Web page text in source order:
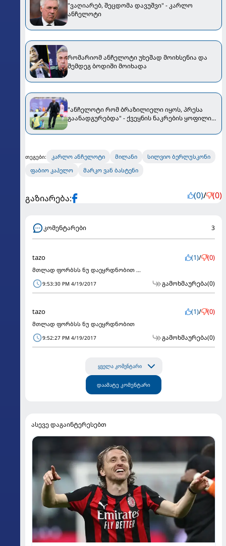
"ვაღიარებ, შეცდომა დავუშვი" - კარლო
ანჩელოტი
რომარიომ ანჩელოტი უხეშად მოიხსენია და
შემდეგ ბოდიში მოიხადა
"ანჩელოტი რომ ბრაზილიელი იყოს, პრესა
გაანადგურებდა" - ქვეყნის ნაკრების ყოფილი
თეგები: კარლო ანჩელოტი მილანი
სილვიო ბერლუსკონი
ფაბიო კაპელო
მარკო ვან ბასტენი
გაზიარება: (0)/ (0)
კომენტარები 3
tazo (1)/ (0)
მთლად ფორბსს ნუ დაეყრდნობით ...
9:53:30 PM 4/19/2017 გამოხმაურება(0)
tazo (1)/ (0)
მთლად ფორბსს ნუ დაეყრდნობით
9:52:27 PM 4/19/2017 გამოხმაურება(0)
ყველა კომენტარი
დაამატე კომენტარი
ასევე დაგაინტერესებთ